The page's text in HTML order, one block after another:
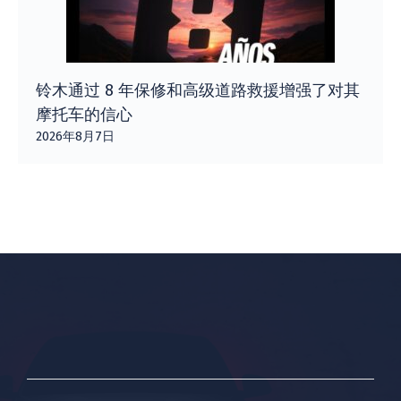
铃木通过 8 年保修和高级道路救援增强了对其
摩托车的信心
2026年8月7日